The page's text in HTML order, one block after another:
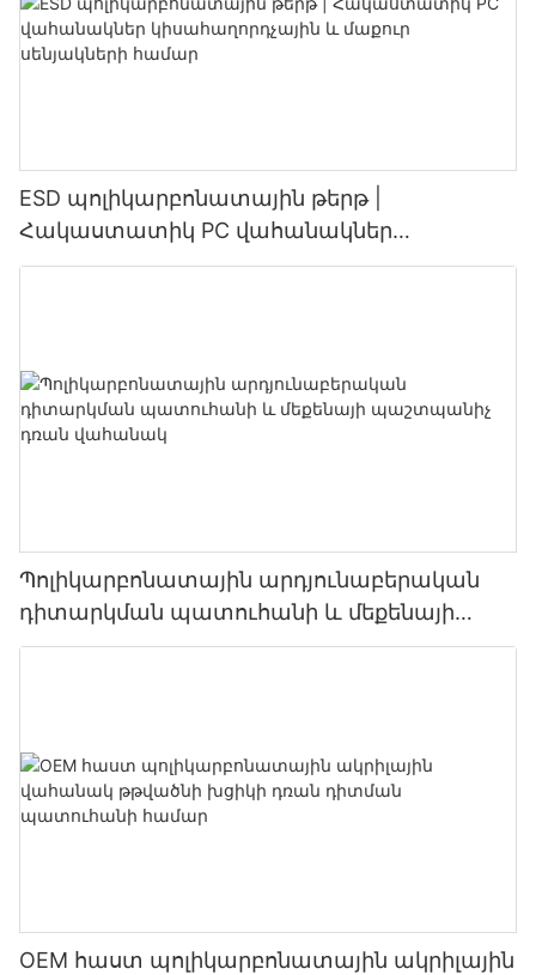
ESD պոլիկարբոնատային թերթ |
Հակաստատիկ PC վահանակներ
կիսահաղորդչային և մաքուր սենյակների
Պոլիկարբոնատային արդյունաբերական
դիտարկման պատուհանի և մեքենայի
պաշտպանիչ դռան վահանակ
OEM հաստ պոլիկարբոնատային ակրիլային